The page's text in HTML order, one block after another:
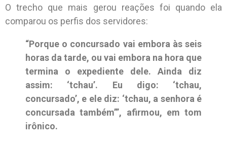
O trecho que mais gerou reações foi quando ela
comparou os perfis dos servidores:
“Porque o concursado vai embora às seis
horas da tarde, ou vai embora na hora que
termina o expediente dele. Ainda diz
assim: ‘tchau’. Eu digo: ‘tchau,
concursado’, e ele diz: ‘tchau, a senhora é
concursada também’”, afirmou, em tom
irônico.